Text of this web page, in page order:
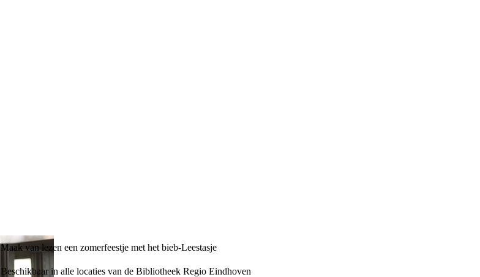
Maak van lezen een zomerfeestje met het bieb-Leestasje
Beschikbaar in alle locaties van de Bibliotheek Regio Eindhoven